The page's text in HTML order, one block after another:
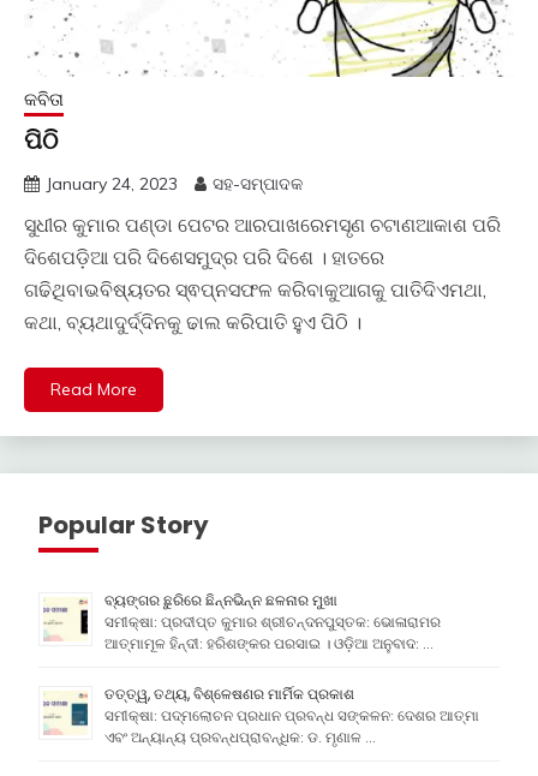
କବିତା
ପିଠି
January 24, 2023 ସହ-ସମ୍ପାଦକ
ସୁଧୀର କୁମାର ପଣ୍ଡା ପେଟର ଆରପାଖରେମସୃଣ ଚଟାଣଆକାଶ ପରି
ଦିଶେପଡ଼ିଆ ପରି ଦିଶେସମୁଦ୍ର ପରି ଦିଶେ । ହାତରେ
ଗଢିଥିବାଭବିଷ୍ୟତର ସ୍ଵପ୍ନସଫଳ କରିବାକୁଆଗକୁ ପାତିଦିଏମଥା,
କଥା, ବ୍ୟଥାଦୁର୍ଦ୍ଦିନକୁ ଢାଲ କରିପାତି ହୁଏ ପିଠି ।
Read More
Popular Story
ବ୍ୟଙ୍ଗର ଛୁରିରେ ଛିନ୍ନଭିନ୍ନ ଛଳନାର ମୁଖା
ସମୀକ୍ଷା: ପ୍ରଦୀପ୍ତ କୁମାର ଶ୍ରୀଚନ୍ଦନପୁସ୍ତକ: ଭୋଳାରାମର
ଆତ୍ମାମୂଳ ହିନ୍ଦୀ: ହରିଶଙ୍କର ପରସାଇ । ଓଡ଼ିଆ ଅନୁବାଦ: …
ତତ୍ତ୍ୱ, ତଥ୍ୟ, ବିଶ୍ଳେଷଣର ମାର୍ମିକ ପ୍ରକାଶ
ସମୀକ୍ଷା: ପଦ୍ମଲୋଚନ ପ୍ରଧାନ ପ୍ରବନ୍ଧ ସଙ୍କଳନ: ଦେଶର ଆତ୍ମା
ଏବଂ ଅନ୍ୟାନ୍ୟ ପ୍ରବନ୍ଧପ୍ରାବନ୍ଧିକ: ଡ. ମୃଣାଳ …